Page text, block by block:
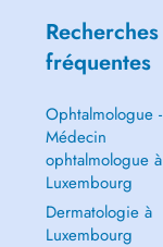
Recherches
fréquentes
Ophtalmologue -
Médecin
ophtalmologue à
Luxembourg
Dermatologie à
Luxembourg